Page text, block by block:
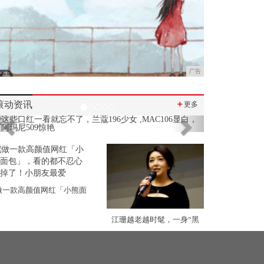
广告
动资讯 ＋更多
Previous Next
一款高颜值网红「小熊面
江珊越老越时髦，一身“黑